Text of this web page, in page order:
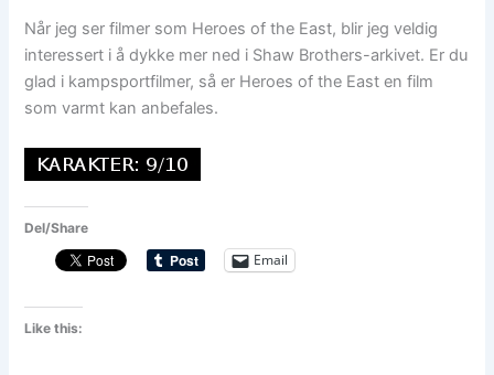
Når jeg ser filmer som Heroes of the East, blir jeg veldig
interessert i å dykke mer ned i Shaw Brothers-arkivet. Er du
glad i kampsportfilmer, så er Heroes of the East en film
som varmt kan anbefales.
Del/Share
Email
Like this: